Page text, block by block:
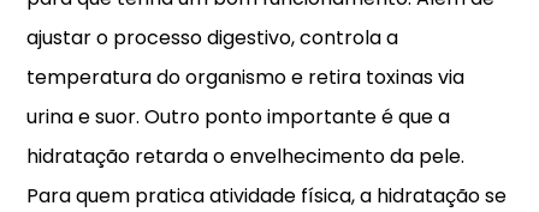
ajustar o processo digestivo, controla a
temperatura do organismo e retira toxinas via
urina e suor. Outro ponto importante é que a
hidratação retarda o envelhecimento da pele.
Para quem pratica atividade física, a hidratação se